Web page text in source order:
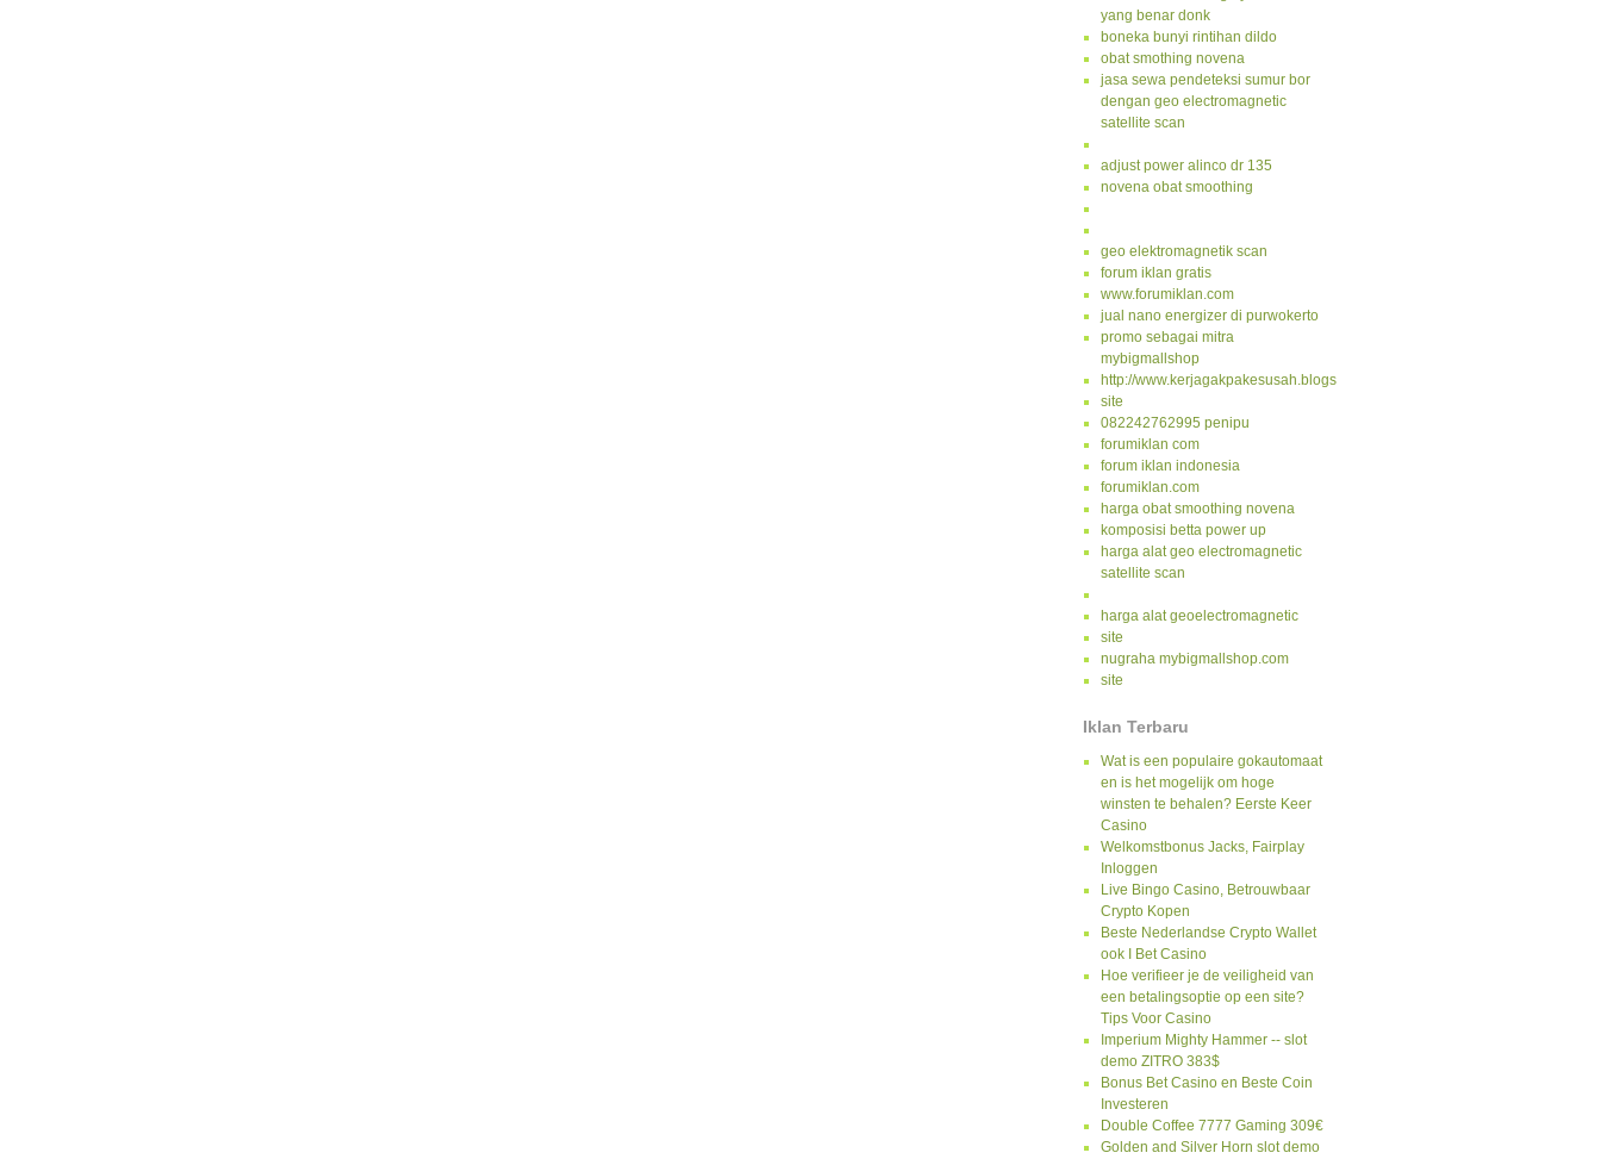
yang benar donk
boneka bunyi rintihan dildo
obat smothing novena
jasa sewa pendeteksi sumur bor
dengan geo electromagnetic
satellite scan
adjust power alinco dr 135
novena obat smoothing
geo elektromagnetik scan
forum iklan gratis
www.forumiklan.com
jual nano energizer di purwokerto
promo sebagai mitra
mybigmallshop
http://www.kerjagakpakesusah.blogspot.com/
site
082242762995 penipu
forumiklan com
forum iklan indonesia
forumiklan.com
harga obat smoothing novena
komposisi betta power up
harga alat geo electromagnetic
satellite scan
harga alat geoelectromagnetic
site
nugraha mybigmallshop.com
site
Iklan Terbaru
Wat is een populaire gokautomaat
en is het mogelijk om hoge
winsten te behalen? Eerste Keer
Casino
Welkomstbonus Jacks, Fairplay
Inloggen
Live Bingo Casino, Betrouwbaar
Crypto Kopen
Beste Nederlandse Crypto Wallet
ook I Bet Casino
Hoe verifieer je de veiligheid van
een betalingsoptie op een site?
Tips Voor Casino
Imperium Mighty Hammer -- slot
demo ZITRO 383$
Bonus Bet Casino en Beste Coin
Investeren
Double Coffee 7777 Gaming 309€
Golden and Silver Horn slot demo